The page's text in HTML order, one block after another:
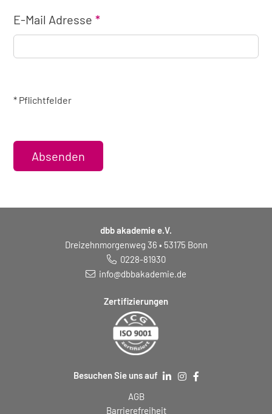
E-Mail Adresse
* Pflichtfelder
Absenden
dbb akademie e.V.
Dreizehnmorgenweg 36 • 53175 Bonn
0228-81930
info@dbbakademie.de
Zertifizierungen
Besuchen Sie uns auf
AGB
Barrierefreiheit